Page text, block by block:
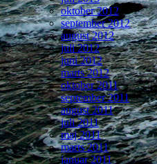
oktober 2012
september 2012
august 2012
juli 2012
juni 2012
marts 2012
oktober 2011
september 2011
august 2011
juli 2011
maj 2011
marts 2011
januar 2011